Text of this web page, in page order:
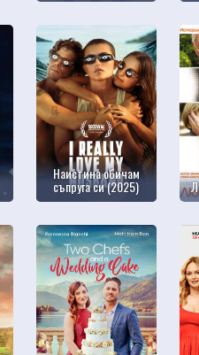
Наистина обичам
съпруга си (2025)